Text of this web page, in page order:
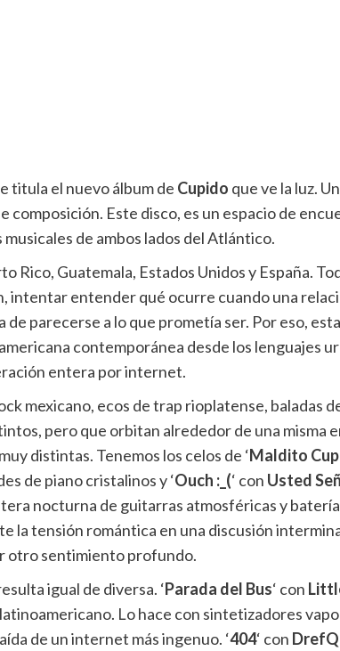
titula el nuevo álbum de Cupido que ve la luz.
composición. Este disco, es un espacio de
de ambos lados del Atlántico.
Rico, Guatemala, Estados Unidos y España.
intentar entender qué ocurre cuando una
parecerse a lo que prometía ser. Por eso,
contemporánea desde los lenguajes
entera por internet.
mexicano, ecos de trap rioplatense, baladas
pero que orbitan alrededor de una misma
distintas. Tenemos los celos de ‘Maldito
de piano cristalinos y ‘Ouch :_(‘ con Usted
nocturna de guitarras atmosféricas y
la tensión romántica en una discusión
otro sentimiento profundo.
igual de diversa. ‘Parada del Bus‘ con
Lo hace con sintetizadores
de un internet más ingenuo. ‘404‘ con